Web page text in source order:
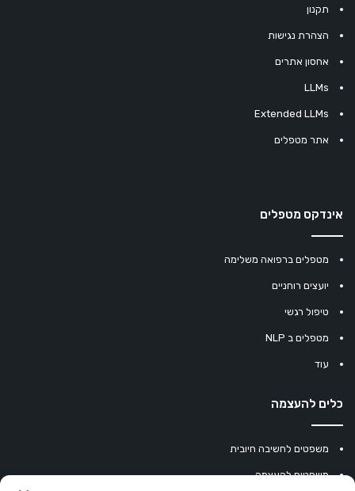
תקנון
הצהרת נגישות
אחסון אתרים
LLMs
Extended LLMs
אתר מטפלים
אינדקס מטפלים
מטפלים ברפואה משלימה
יועצים רוחניים
טיפול רגשי
מטפלים ב NLP
עוד
כלים להעצמה
משפטים לחשיבה חיובית
משפטים להעצמה